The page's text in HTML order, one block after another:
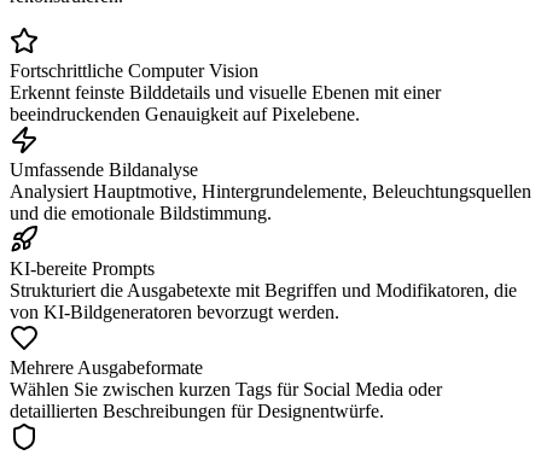
Fortschrittliche Computer Vision
Erkennt feinste Bilddetails und visuelle Ebenen mit einer
beeindruckenden Genauigkeit auf Pixelebene.
Umfassende Bildanalyse
Analysiert Hauptmotive, Hintergrundelemente, Beleuchtungsquellen
und die emotionale Bildstimmung.
KI-bereite Prompts
Strukturiert die Ausgabetexte mit Begriffen und Modifikatoren, die
von KI-Bildgeneratoren bevorzugt werden.
Mehrere Ausgabeformate
Wählen Sie zwischen kurzen Tags für Social Media oder
detaillierten Beschreibungen für Designentwürfe.